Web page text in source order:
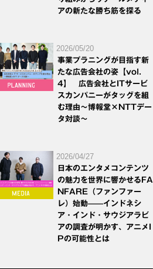
アの新たな勝ち筋を探る
2026/05/20
事業プラニングが目指す新
たな広告会社の姿【vol.
4】 広告会社とITサービ
スカンパニーがタッグを組
む理由～博報堂×NTTデー
タ対談～
2026/04/27
日本のエンタメコンテンツ
の魅力を世界に響かせるFA
NFARE（ファンファー
レ）始動——インドネシ
ア・インド・サウジアラビ
アの調査が明かす、アニメI
Pの可能性とは